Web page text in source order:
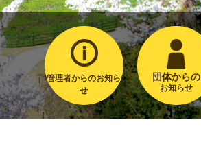
管理者からのお知ら
せ
団体からの
お知らせ